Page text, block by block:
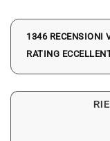
1346 RECENSIONI
RATING